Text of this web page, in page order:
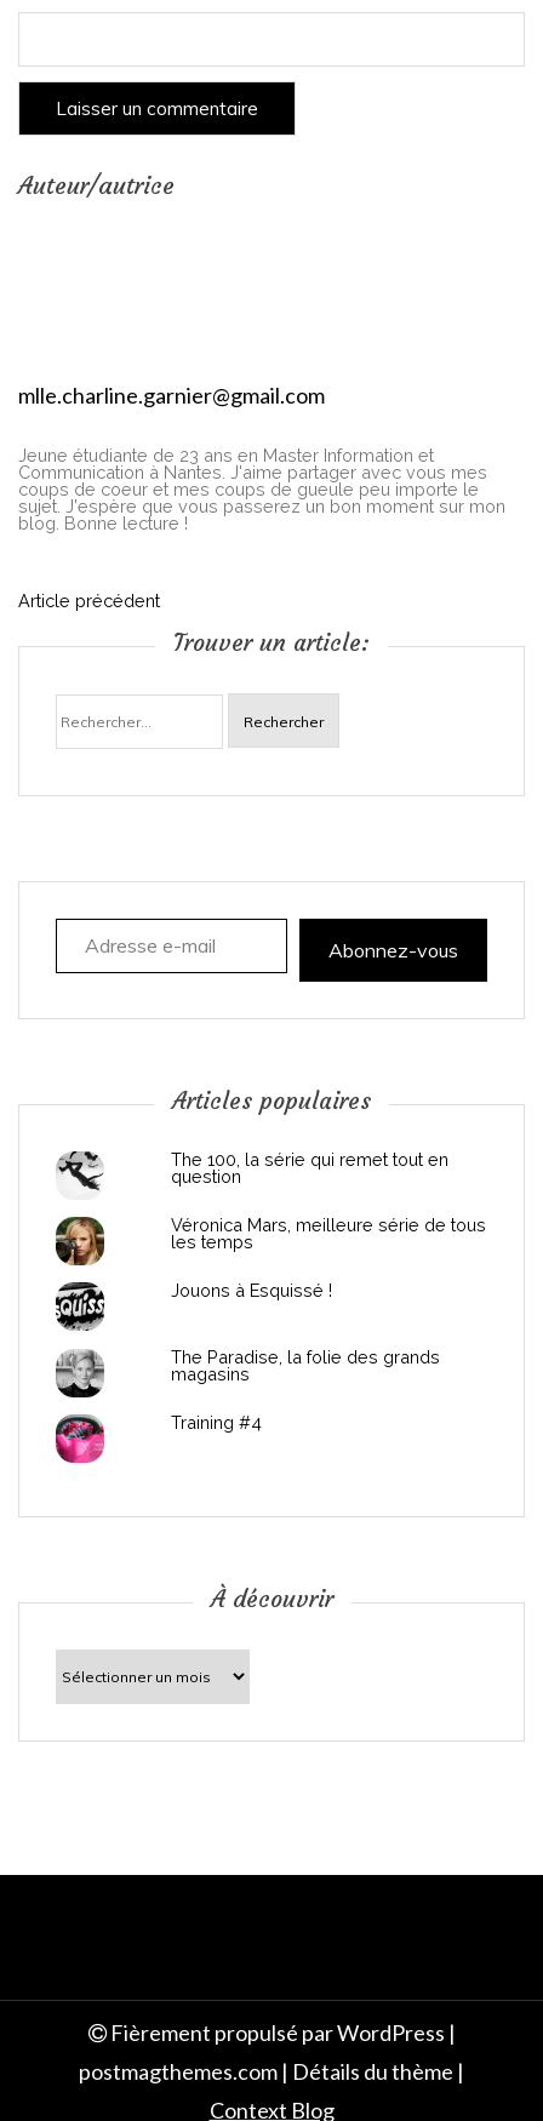
Auteur/autrice
mlle.charline.garnier@gmail.com
Jeune étudiante de 23 ans en Master Information et
Communication à Nantes. J'aime partager avec vous mes
coups de coeur et mes coups de gueule peu importe le
sujet. J'espère que vous passerez un bon moment sur mon
blog. Bonne lecture !
N
i
a
n
c
Article précédent
Trouver un article:
Rechercher :
Adresse e-mail
Abonnez-vous
Articles populaires
The 100, la série qui remet tout en
question
Véronica Mars, meilleure série de tous
les temps
Jouons à Esquissé !
The Paradise, la folie des grands
magasins
Training #4
À découvrir
découvrir
Fièrement propulsé par WordPress |
postmagthemes.com | Détails du thème |
Context Blog